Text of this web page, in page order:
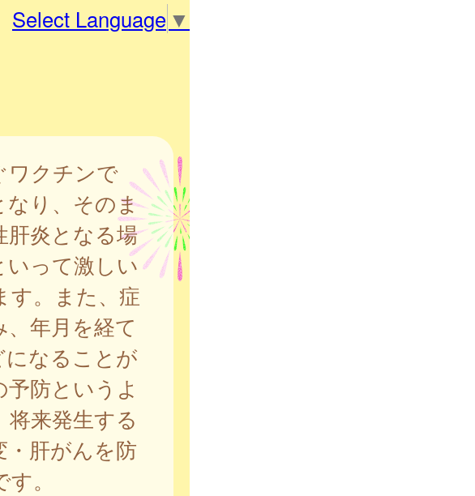
Select Language ▼
ワクチンで
なり、そのま
肝炎となる場
いって激しい
す。また、症
年月を経て
になることが
防というよ
来発生する
肝がんを防
。